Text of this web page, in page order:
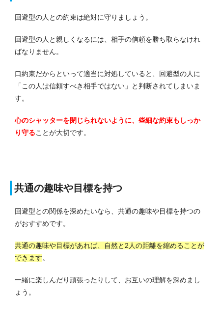
回避型の人との約束は絶対に守りましょう。
回避型の人と親しくなるには、相手の信頼を勝ち取らなけれ
ばなりません。
口約束だからといって適当に対処していると、回避型の人に
「この人は信頼すべき相手ではない」と判断されてしまいま
す。
心のシャッターを閉じられないように、些細な約束もしっか
り守ることが大切です。
共通の趣味や目標を持つ
回避型との関係を深めたいなら、共通の趣味や目標を持つの
がおすすめです。
共通の趣味や目標があれば、自然と2人の距離を縮めることが
できます。
一緒に楽しんだり頑張ったりして、お互いの理解を深めまし
ょう。